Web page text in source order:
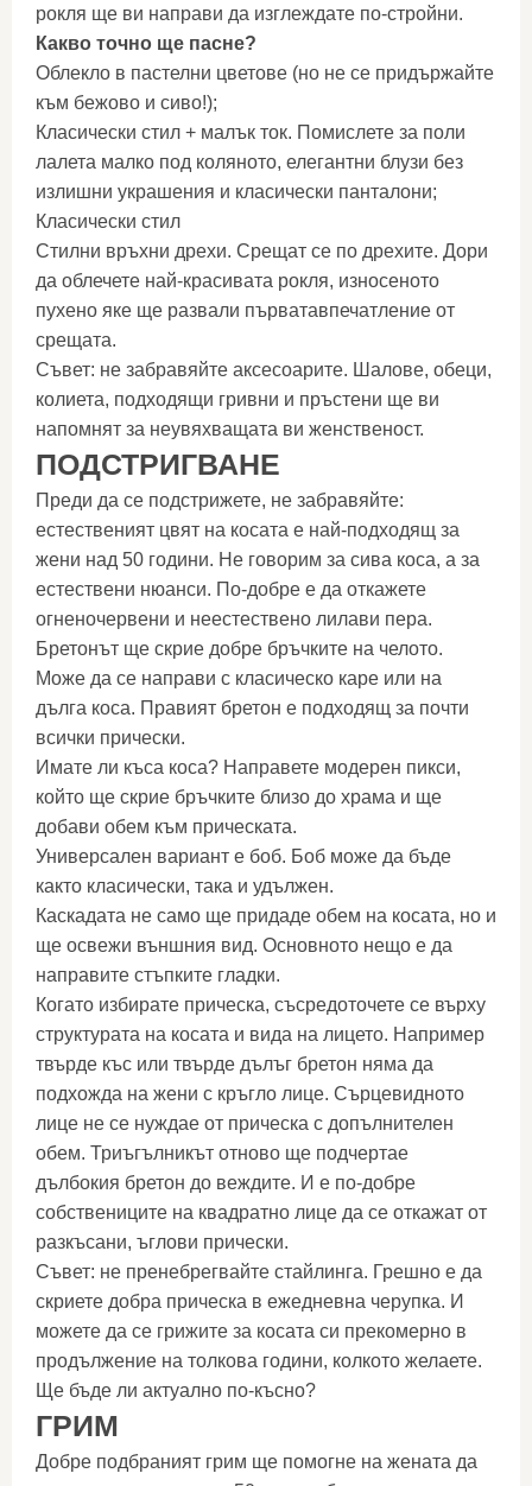
рокля ще ви направи да изглеждате по-стройни.
Какво точно ще пасне?
Облекло в пастелни цветове (но не се придържайте
към бежово и сиво!);
Класически стил + малък ток. Помислете за поли
лалета малко под коляното, елегантни блузи без
излишни украшения и класически панталони;
Класически стил
Стилни връхни дрехи. Срещат се по дрехите. Дори
да облечете най-красивата рокля, износеното
пухено яке ще развали първатавпечатление от
срещата.
Съвет: не забравяйте аксесоарите. Шалове, обеци,
колиета, подходящи гривни и пръстени ще ви
напомнят за неувяхващата ви женственост.
ПОДСТРИГВАНЕ
Преди да се подстрижете, не забравяйте:
естественият цвят на косата е най-подходящ за
жени над 50 години. Не говорим за сива коса, а за
естествени нюанси. По-добре е да откажете
огненочервени и неестествено лилави пера.
Бретонът ще скрие добре бръчките на челото.
Може да се направи с класическо каре или на
дълга коса. Правият бретон е подходящ за почти
всички прически.
Имате ли къса коса? Направете модерен пикси,
който ще скрие бръчките близо до храма и ще
добави обем към прическата.
Универсален вариант е боб. Боб може да бъде
както класически, така и удължен.
Каскадата не само ще придаде обем на косата, но и
ще освежи външния вид. Основното нещо е да
направите стъпките гладки.
Когато избирате прическа, съсредоточете се върху
структурата на косата и вида на лицето. Например
твърде къс или твърде дълъг бретон няма да
подхожда на жени с кръгло лице. Сърцевидното
лице не се нуждае от прическа с допълнителен
обем. Триъгълникът отново ще подчертае
дълбокия бретон до веждите. И е по-добре
собствениците на квадратно лице да се откажат от
разкъсани, ъглови прически.
Съвет: не пренебрегвайте стайлинга. Грешно е да
скриете добра прическа в ежедневна черупка. И
можете да се грижите за косата си прекомерно в
продължение на толкова години, колкото желаете.
Ще бъде ли актуално по-късно?
ГРИМ
Добре подбраният грим ще помогне на жената да